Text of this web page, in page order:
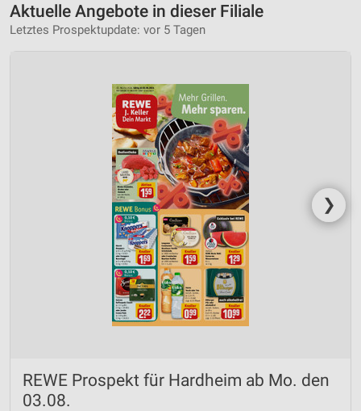
Aktuelle Angebote in dieser Filiale
Letztes Prospektupdate: vor 5 Tagen
❯
REWE Prospekt für Hardheim ab Mo. den
03.08.